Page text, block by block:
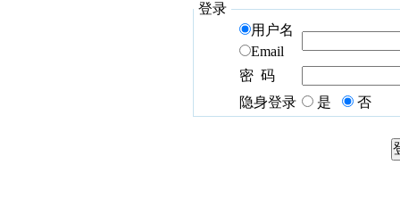
登录
用户名
Email
密 码
隐身登录
是 否